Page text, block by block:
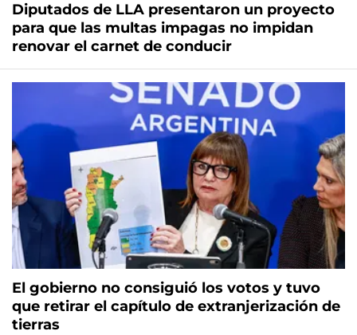
Diputados de LLA presentaron un proyecto
para que las multas impagas no impidan
renovar el carnet de conducir
El gobierno no consiguió los votos y tuvo
que retirar el capítulo de extranjerización de
tierras